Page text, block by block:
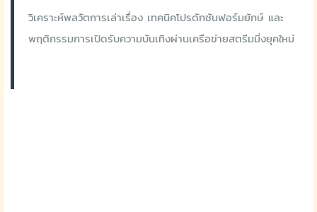
วิเคราะห์พลวัตการเล่าเรื่อง เทคนิคโปรดักชันฟอร์มยักษ์ และ
พฤติกรรมการเปิดรับความบันเทิงผ่านเครือข่ายสตรีมมิ่งยุคใหม่